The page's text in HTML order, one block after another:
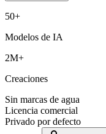
50+
Modelos de IA
2M+
Creaciones
Sin marcas de agua
Licencia comercial
Privado por defecto